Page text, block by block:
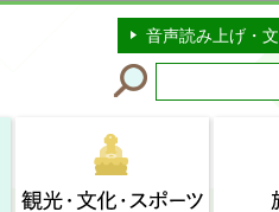
本文へ移動
音声読み上げ・